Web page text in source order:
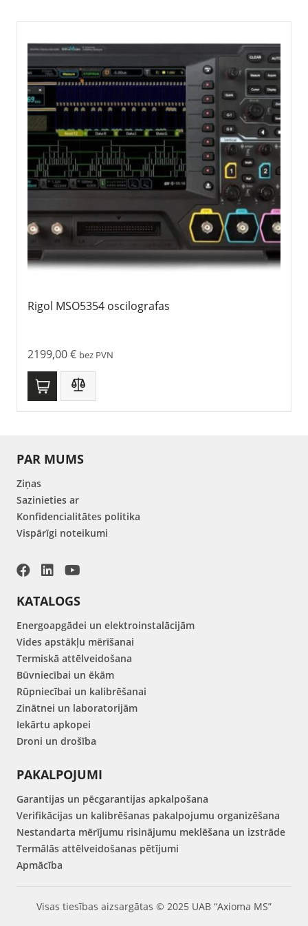
Rigol MSO5354 oscilografas
2199,00€ bez PVN
PAR MUMS
Ziņas
Sazinieties ar
Konfidencialitātes politika
Vispārīgi noteikumi
KATALOGS
Energoapgādei un elektroinstalācijām
Vides apstākļu mērīšanai
Termiskā attēlveidošana
Būvniecībai un ēkām
Rūpniecībai un kalibrēšanai
Zinātnei un laboratorijām
Iekārtu apkopei
Droni un drošība
PAKALPOJUMI
Garantijas un pēcgarantijas apkalpošana
Verifikācijas un kalibrēšanas pakalpojumu organizēšana
Nestandarta mērījumu risinājumu meklēšana un izstrāde
Termālās attēlveidošanas pētījumi
Apmācība
Visas tiesības aizsargātas © 2025 UAB “Axioma MS”